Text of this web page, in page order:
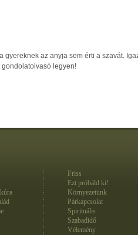
gyereknek az anyja sem érti a szavát.
gondolatolvasó legyen!
Friss
Ezt próbáld ki!
Környezetünk
Párkapcsolat
Spirituális
Szabadidő
Vélemény